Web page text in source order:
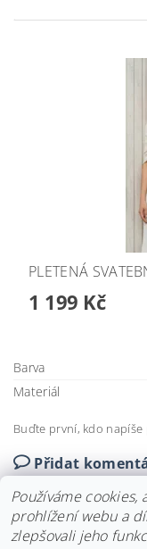
PLETENÁ
1 199 Kč
Barva
Materiál
Buďte první, kdo napíše
Přidat
Používáme
prohlížení webu a
zlepšovali jeho